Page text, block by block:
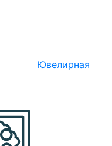
Ювелирная